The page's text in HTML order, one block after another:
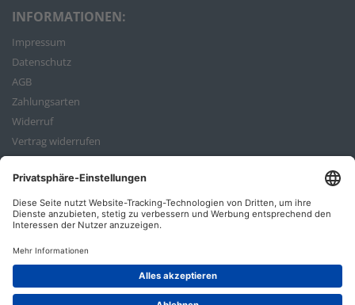
INFORMATIONEN:
Impressum
Datenschutz
AGB
Zahlungsarten
Widerruf
Vertrag widerrufen
Bestellvorgang
ZAHLUNGSARTEN: